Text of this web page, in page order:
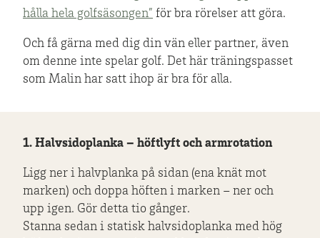
hålla hela golfsäsongen” för bra rörelser att göra.
Och få gärna med dig din vän eller partner, även
om denne inte spelar golf. Det här träningspasset
som Malin har satt ihop är bra för alla.
1. Halvsidoplanka – höftlyft och armrotation
Ligg ner i halvplanka på sidan (ena knät mot
marken) och doppa höften i marken – ner och
upp igen. Gör detta tio gånger.
Stanna sedan i statisk halvsidoplanka med hög